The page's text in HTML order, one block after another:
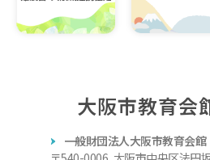
大阪市教育会
一般財団法人大阪市教育会館